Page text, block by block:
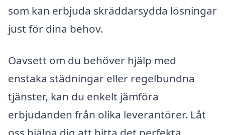
som kan erbjuda skräddarsydda lösningar
just för dina behov.
Oavsett om du behöver hjälp med
enstaka städningar eller regelbundna
tjänster, kan du enkelt jämföra
erbjudanden från olika leverantörer. Låt